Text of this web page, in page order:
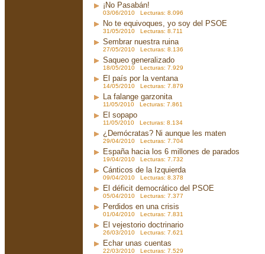
¡No Pasabán!
03/06/2010 Lecturas: 8.096
No te equivoques, yo soy del PSOE
31/05/2010 Lecturas: 8.711
Sembrar nuestra ruina
27/05/2010 Lecturas: 8.136
Saqueo generalizado
18/05/2010 Lecturas: 7.929
El país por la ventana
14/05/2010 Lecturas: 7.879
La falange garzonita
11/05/2010 Lecturas: 7.861
El sopapo
11/05/2010 Lecturas: 8.134
¿Demócratas? Ni aunque les maten
29/04/2010 Lecturas: 7.704
España hacia los 6 millones de parados
19/04/2010 Lecturas: 7.732
Cánticos de la Izquierda
09/04/2010 Lecturas: 8.378
El déficit democrático del PSOE
05/04/2010 Lecturas: 7.377
Perdidos en una crisis
01/04/2010 Lecturas: 7.831
El vejestorio doctrinario
26/03/2010 Lecturas: 7.621
Echar unas cuentas
22/03/2010 Lecturas: 7.529